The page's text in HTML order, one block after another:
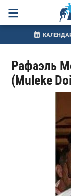
Рафаэль
(Muleke